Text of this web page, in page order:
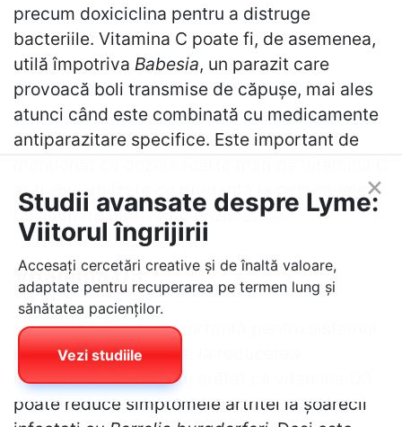
precum doxiciclina pentru a distruge
bacteriile. Vitamina C poate fi, de asemenea,
utilă împotriva Babesia, un parazit care
provoacă boli transmise de căpușe, mai ales
atunci când este combinată cu medicamente
antiparazitare specifice. Este important de
ar trebui utilizate cu prudență la persoanele
cu anumite deficiențe enzimatice.
Vitamina D3
Vitamina D3 este importantă pentru sistemul
imunitar și poate ajuta la reducerea
inflamației. Studiile au arătat că vitamina D3
poate reduce simptomele artritei la șoarecii
×
Studii avansate despre Lyme:
Viitorul îngrijirii
Accesați cercetări creative și de înaltă valoare,
adaptate pentru recuperarea pe termen lung și
sănătatea pacienților.
Vezi studiile